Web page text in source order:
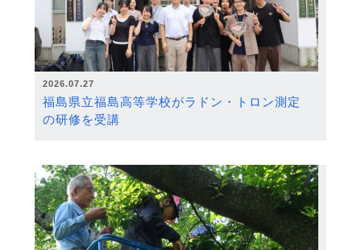
2026.07.27
福島県立福島高等学校がラドン・トロン測定
の研修を受講